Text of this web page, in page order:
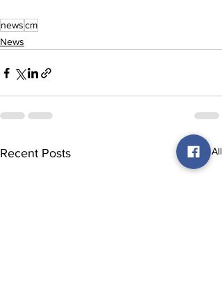
newscm
News
Recent Posts See All